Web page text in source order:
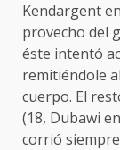
Kendargent
provecho del
éste intentó
remitiéndole
cuerpo. El
(18, Dubawi
corrió